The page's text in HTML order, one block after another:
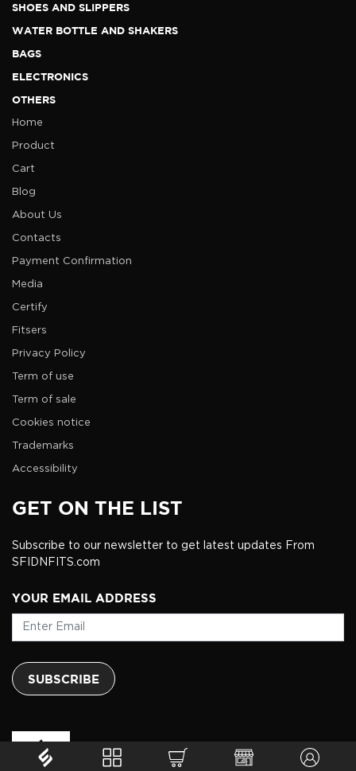
SHOES AND SLIPPERS
WATER BOTTLE AND SHAKERS
BAGS
ELECTRONICS
OTHERS
Home
Product
Cart
Blog
About Us
Contacts
Payment Confirmation
Media
Certify
Fitsers
Privacy Policy
Term of use
Term of sale
Cookies notice
Trademarks
Accessibility
GET ON THE LIST
Subscribe to our newsletter to get latest updates From
SFIDNFITS.com
YOUR EMAIL ADDRESS
SUBSCRIBE
SFIDN FITS © 2026